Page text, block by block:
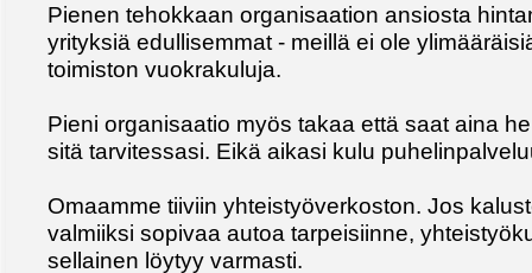
Pienen tehokkaan organisaation ansiosta
yrityksiä edullisemmat - meillä ei ole
toimiston vuokrakuluja.
Pieni organisaatio myös takaa että saat aina
sitä tarvitessasi. Eikä aikasi kulu
Omaamme tiiviin yhteistyöverkoston. Jos
valmiiksi sopivaa autoa tarpeisiinne,
sellainen löytyy varmasti.